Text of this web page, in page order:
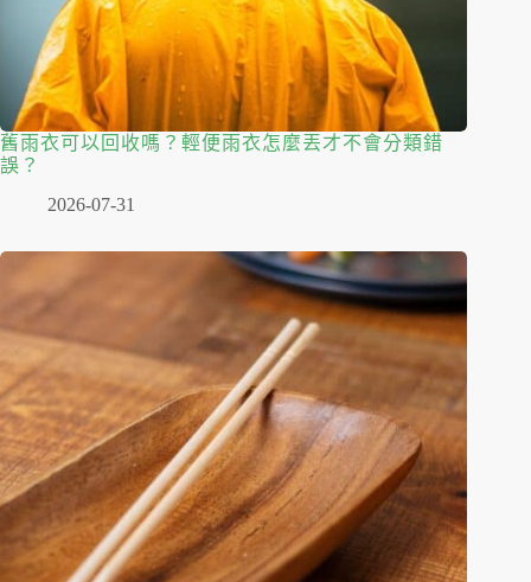
舊雨衣可以回收嗎？輕便雨衣怎麼丟才不會分類錯
誤？
2026-07-31